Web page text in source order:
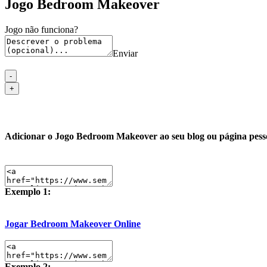
Jogo Bedroom Makeover
Jogo não funciona?
Enviar
Adicionar o Jogo Bedroom Makeover ao seu blog ou página
Exemplo 1:
Jogar Bedroom Makeover Online